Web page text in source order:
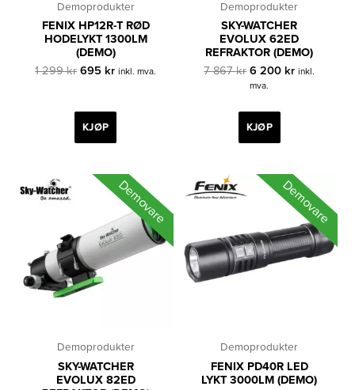
Demoprodukter
FENIX HP12R-T RØD
HODELYKT 1300LM
(DEMO)
1 299kr Opprinnelig
1
299 kr.
695 krNåværende
695 kr.
inkl. mva.
KJØP
Demoprodukter
SKY-WATCHER
EVOLUX 62ED
REFRAKTOR (DEMO)
7 867kr Opprinnelig
pris
7
867 kr.
6 200 krNåværende
inkl.
mva.
KJØP
Demovare
Demoprodukter
SKY-WATCHER
EVOLUX 82ED
Demovare
Demoprodukter
FENIX PD40R LED
LYKT 3000LM (DEMO)